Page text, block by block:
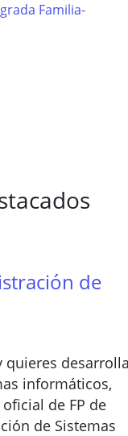
Familia-
de
quieres
informáticos,
de FP de
de Sistemas